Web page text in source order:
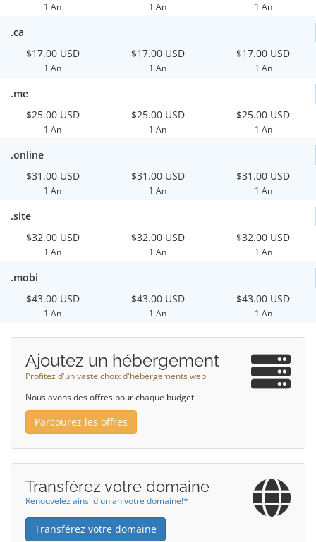
1 An 1 An 1 An
.ca
$17.00 USD
1 An
$17.00 USD
1 An
$17.00 USD
1 An
.me
$25.00 USD
1 An
$25.00 USD
1 An
$25.00 USD
1 An
.online
$31.00 USD
1 An
$31.00 USD
1 An
$31.00 USD
1 An
.site
$32.00 USD
1 An
$32.00 USD
1 An
$32.00 USD
1 An
.mobi
$43.00 USD
1 An
$43.00 USD
1 An
$43.00 USD
1 An
Ajoutez un hébergement
Profitez d'un vaste choix d'hébergements web
Nous avons des offres pour chaque budget
Parcourez les offres
Transférez votre domaine
Renouvelez ainsi d'un an votre domaine!*
Transférez votre domaine